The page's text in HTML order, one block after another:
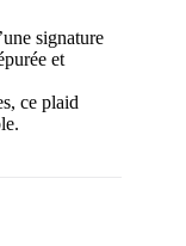
signature
et
ce plaid